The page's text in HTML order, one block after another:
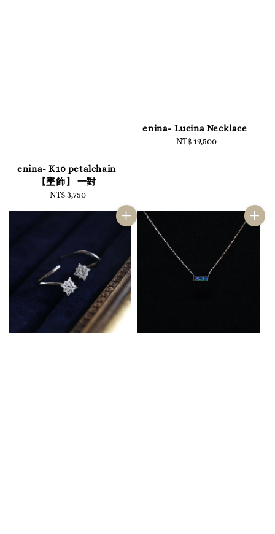
enina- K10 petalchain
【墜飾】 一對
Regular
NT$ 3,750
enina- Lucina Necklace
Regular
NT$ 19,500